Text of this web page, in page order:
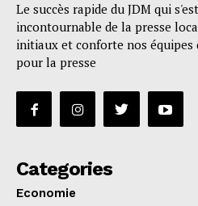
Le succès rapide du JDM qui
incontournable de la presse
initiaux et conforte nos équipes
pour la presse
Categories
Economie